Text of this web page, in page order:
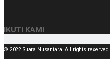
IKUTI KAMI
© 2022 Suara Nusantara. All rights reserved.